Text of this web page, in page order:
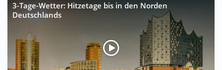
3-Tage-Wetter: Hitzetage bis in den Norden
Deutschlands